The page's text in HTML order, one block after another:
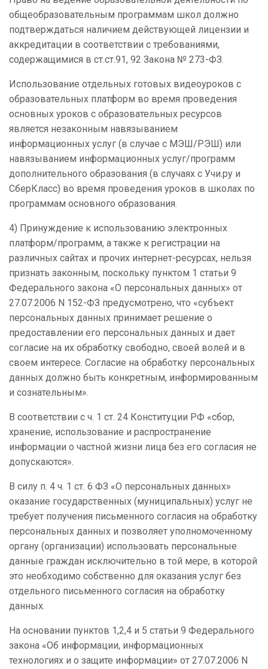
общеобразовательным программам школ должно
подтверждаться наличием действующей лицензии и
аккредитации в соответствии с требованиями,
содержащимися в ст.ст.91, 92 Закона № 273-ФЗ.
Использование отдельных готовых видеоуроков с
образовательных платформ во время проведения
основных уроков с образовательных ресурсов
является незаконным навязыванием
информационных услуг (в случае с МЭШ/РЭШ) или
навязыванием информационных услуг/программ
дополнительного образования (в случаях с Учи.ру и
СберКласс) во время проведения уроков в школах по
программам основного образования.
4) Принуждение к использованию электронных
платформ/программ, а также к регистрации на
различных сайтах и прочих интернет-ресурсах, нельзя
признать законным, поскольку пунктом 1 статьи 9
Федерального закона «О персональных данных» от
27.07.2006 N 152-ФЗ предусмотрено, что «субъект
персональных данных принимает решение о
предоставлении его персональных данных и дает
согласие на их обработку свободно, своей волей и в
своем интересе. Согласие на обработку персональных
данных должно быть конкретным, информированным
и сознательным».
В соответствии с ч. 1 ст. 24 Конституции РФ «сбор,
хранение, использование и распространение
информации о частной жизни лица без его согласия не
допускаются».
В силу п. 4 ч. 1 ст. 6 ФЗ «О персональных данных»
оказание государственных (муниципальных) услуг не
требует получения письменного согласия на обработку
персональных данных и позволяет уполномоченному
органу (организации) использовать персональные
данные граждан исключительно в той мере, в которой
это необходимо собственно для оказания услуг без
отдельного письменного согласия на обработку
данных.
На основании пунктов 1,2,4 и 5 статьи 9 Федерального
закона «Об информации, информационных
технологиях и о защите информации» от 27.07.2006 N